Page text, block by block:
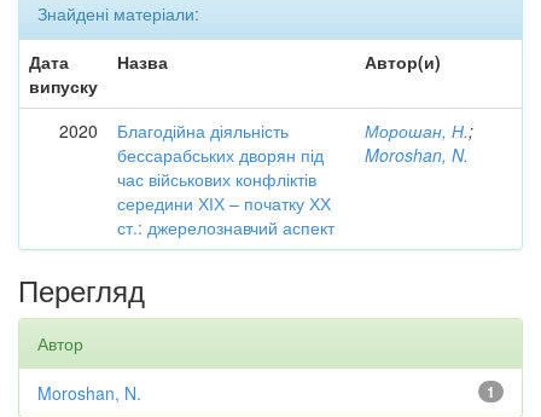
Знайдені матеріали:
Дата
випуску
Назва Автор(и)
2020
Благодійна діяльність
бессарабських дворян під
час військових конфліктів
середини ХІХ – початку ХХ
ст.: джерелознавчий аспект
Морошан, Н.;
Moroshan, N.
Перегляд
Автор
1
Moroshan, N.